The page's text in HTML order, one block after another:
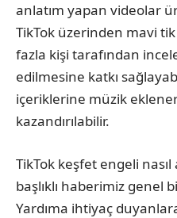
anlatım yapan videolar
TikTok üzerinden mavi tik
fazla kişi tarafından
edilmesine katkı
içeriklerine müzik
kazandırılabilir.
TikTok keşfet engeli
başlıklı haberimiz genel
Yardıma ihtiyaç